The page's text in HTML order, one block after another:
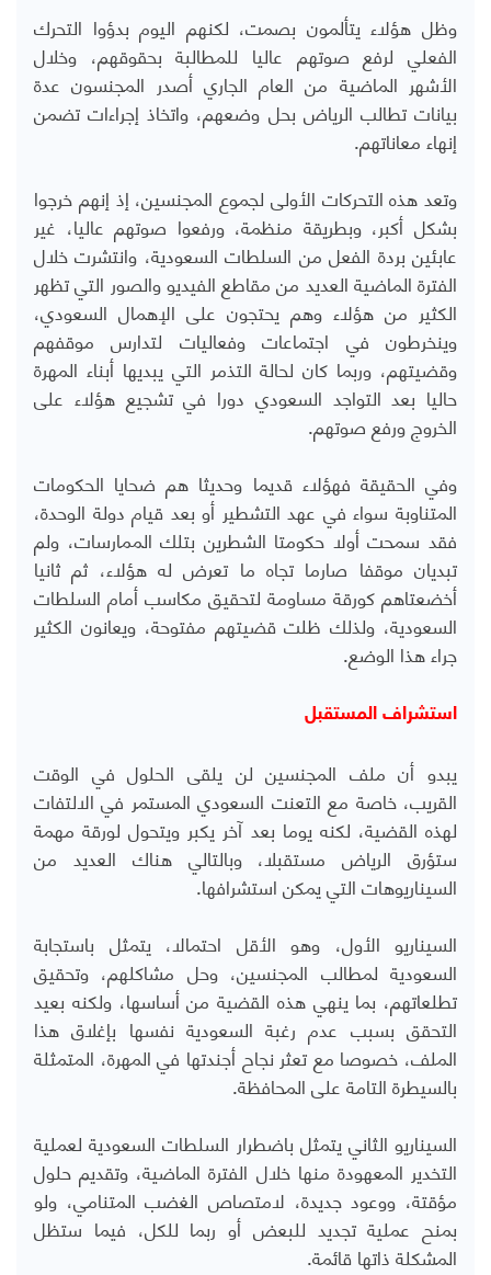
وظل هؤلاء يتألمون بصمت، لكنهم اليوم بدؤوا التحرك
الفعلي لرفع صوتهم عاليا للمطالبة بحقوقهم، وخلال
الأشهر الماضية من العام الجاري أصدر المجنسون عدة
بيانات تطالب الرياض بحل وضعهم، واتخاذ إجراءات تضمن
إنهاء معاناتهم.
وتعد هذه التحركات الأولى لجموع المجنسين، إذ إنهم خرجوا
بشكل أكبر، وبطريقة منظمة، ورفعوا صوتهم عاليا، غير
عابئين بردة الفعل من السلطات السعودية، وانتشرت خلال
الفترة الماضية العديد من مقاطع الفيديو والصور التي تظهر
الكثير من هؤلاء وهم يحتجون على الإهمال السعودي،
وينخرطون في اجتماعات وفعاليات لتدارس موقفهم
وقضيتهم، وربما كان لحالة التذمر التي يبديها أبناء المهرة
حاليا بعد التواجد السعودي دورا في تشجيع هؤلاء على
الخروج ورفع صوتهم.
وفي الحقيقة فهؤلاء قديما وحديثا هم ضحايا الحكومات
المتناوبة سواء في عهد التشطير أو بعد قيام دولة الوحدة،
فقد سمحت أولا حكومتا الشطرين بتلك الممارسات، ولم
تبديان موقفا صارما تجاه ما تعرض له هؤلاء، ثم ثانيا
أخضعتاهم كورقة مساومة لتحقيق مكاسب أمام السلطات
السعودية، ولذلك ظلت قضيتهم مفتوحة، ويعانون الكثير
جراء هذا الوضع.
استشراف المستقبل
يبدو أن ملف المجنسين لن يلقى الحلول في الوقت
القريب، خاصة مع التعنت السعودي المستمر في الالتفات
لهذه القضية، لكنه يوما بعد آخر يكبر ويتحول لورقة مهمة
ستؤرق الرياض مستقبلا، وبالتالي هناك العديد من
السيناريوهات التي يمكن استشرافها.
السيناريو الأول، وهو الأقل احتمالا، يتمثل باستجابة
السعودية لمطالب المجنسين، وحل مشاكلهم، وتحقيق
تطلعاتهم، بما ينهي هذه القضية من أساسها، ولكنه بعيد
التحقق بسبب عدم رغبة السعودية نفسها بإغلاق هذا
الملف، خصوصا مع تعثر نجاح أجندتها في المهرة، المتمثلة
بالسيطرة التامة على المحافظة.
السيناريو الثاني يتمثل باضطرار السلطات السعودية لعملية
التخدير المعهودة منها خلال الفترة الماضية، وتقديم حلول
مؤقتة، ووعود جديدة، لامتصاص الغضب المتنامي، ولو
بمنح عملية تجديد للبعض أو ربما للكل، فيما ستظل
المشكلة ذاتها قائمة.